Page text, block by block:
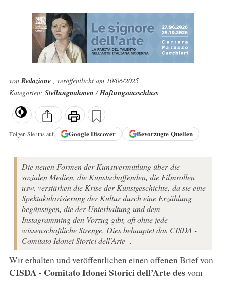
vonRedazione , veröffentlicht am 10/06/2025
Kategorien: Stellungnahmen/Haftungsausschluss
Folgen Sie uns auf GoogleDiscover Bevorzugte Quellen
Die neuen Formen der Kunstvermittlung über die
sozialen Medien, die Kunstschaffenden, die Filmrollen
usw. verstärken die Krise der Kunstgeschichte, da sie eine
Spektakularisierung der Kultur durch eine Erzählung
begünstigen, die der Unterhaltung und dem
Instagramming den Vorzug gibt, oft ohne jede
wissenschaftliche Strenge. Dies behauptet das CISDA -
Comitato Idonei Storici dell'Arte -.
Wir erhalten und veröffentlichen einen offenen Brief von
CISDA - Comitato Idonei Storici dell’Arte desvom